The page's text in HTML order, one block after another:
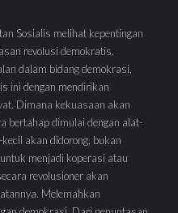
Sosialis melihat kepentingan
revolusi demokratis.
dalam bidang demokrasi,
ini dengan mendirikan
Dimana kekuasaan akan
bertahap dimulai dengan alat-
akan didorong, bukan
menjadi koperasi atau
revolusioner akan
Melemahkan